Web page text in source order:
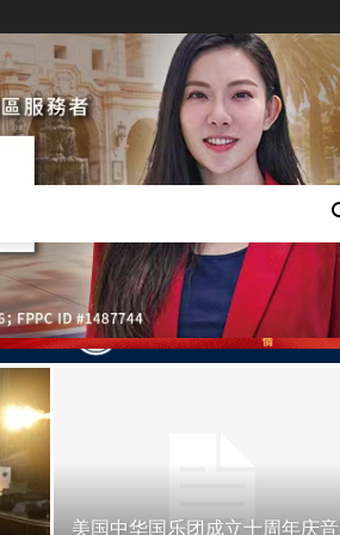
LATEST
美国中华国乐团成立十周年庆音